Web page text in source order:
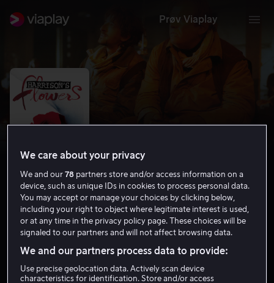
Prøv Viaplay
Harrison's Flowers
Drama
1 t 56 min
15 år
HD
We care about your privacy
We and our78 partners store and/or access information on a
device, such as unique IDs in cookies to process personal data.
You may accept or manage your choices by clicking below,
including your right to object where legitimate interest is used,
or at any time in the privacy policy page. These choices will be
signaled to our partners and will not affect browsing data.
We and our partners process data to provide:
Use precise geolocation data. Actively scan device
characteristics for identification. Store and/or access